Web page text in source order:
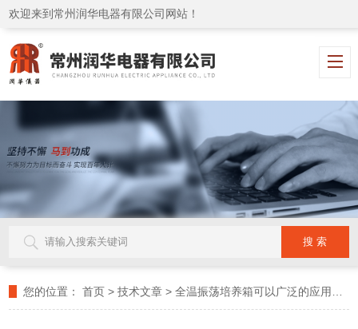
欢迎来到常州润华电器有限公司网站！
您的位置： 首页 >技术文章 >全温振荡培养箱可以广泛的应用在哪些行业？